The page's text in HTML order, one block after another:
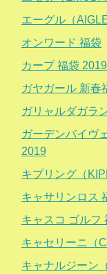
エーグル（
オンワード 福袋
カープ 福袋 2019
ガヤガール 新春
ガリャルダガラ
ガーデンバイヴ
2019
キプリング（
キャサリンロス
キャスコ ゴルフ
キャセリーニ（
キャナルジーン